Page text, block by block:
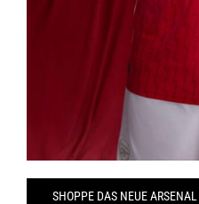
SHOPPE DAS NEUE